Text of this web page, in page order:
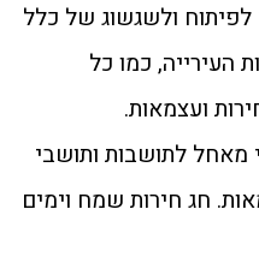
ולשגשוג של כלל
העירייה, כמו כל
ועצמאות.
מאחל לתושבות ותושבי
חג חירות שמח וימים